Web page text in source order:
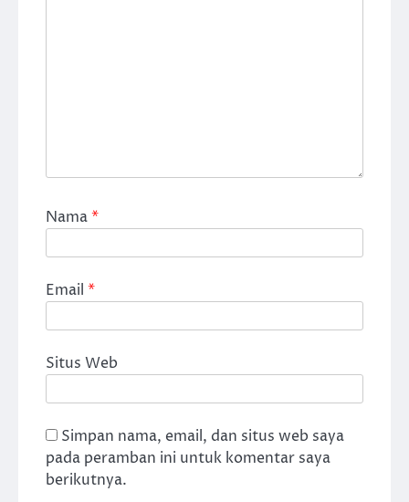
Nama*
Email *
Situs Web
Simpan nama, email, dan situs web saya
pada peramban ini untuk komentar saya
berikutnya.